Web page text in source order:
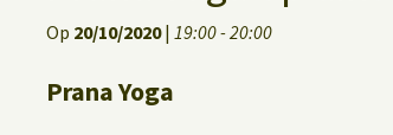
Yoga voor heling Naaktyoga voor
Op 20/10/2020| 19:00 - 20:00
Prana Yoga